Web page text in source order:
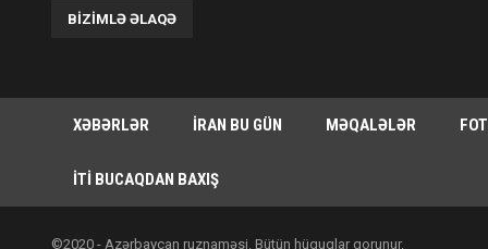
BIZIMLƏ ƏLAQƏ
XƏBƏRLƏR İRAN BU GÜN MƏQALƏLƏR
İTI BUCAQDAN BAXIŞ
©2020 - Azərbaycan ruznaməsi. Bütün hüquqlar qorunur.